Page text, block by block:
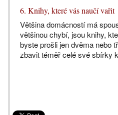
6. Knihy, které vás naučí vařit
Většina domácností má
většinou chybí, jsou knihy,
byste prošli jen dvěma nebo
zbavit téměř celé své sbírky